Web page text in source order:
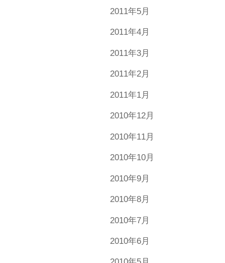
2011年5月
2011年4月
2011年3月
2011年2月
2011年1月
2010年12月
2010年11月
2010年10月
2010年9月
2010年8月
2010年7月
2010年6月